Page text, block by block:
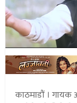
काठमाडौं । गायक